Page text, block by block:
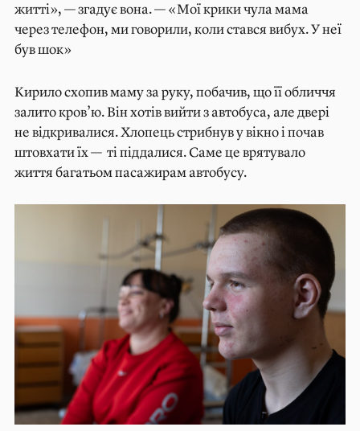
житті», — згадує вона. — «Мої крики чула мама
через телефон, ми говорили, коли стався вибух. У неї
був шок»
Кирило схопив маму за руку, побачив, що її обличчя
залито кров’ю. Він хотів вийти з автобуса, але двері
не відкривалися. Хлопець стрибнув у вікно і почав
штовхати їх — ті піддалися. Саме це врятувало
життя багатьом пасажирам автобусу.